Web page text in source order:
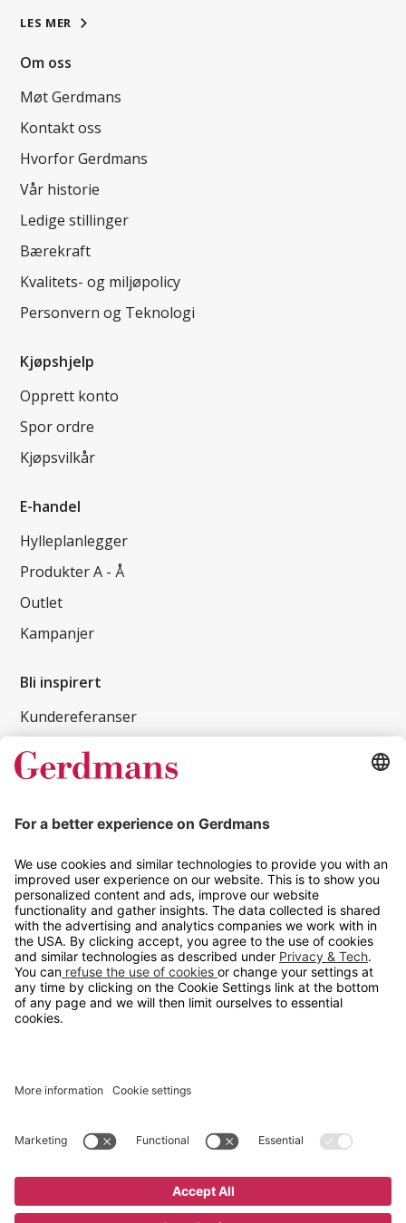
10 095 kr
LES MER
Om oss
Møt Gerdmans
Kontakt oss
Hvorfor Gerdmans
Vår historie
Ledige stillinger
Bærekraft
Kvalitets- og miljøpolicy
Personvern og Teknologi
Kjøpshjelp
Opprett konto
Spor ordre
Kjøpsvilkår
E-handel
Hylleplanlegger
Produkter A - Å
Outlet
Kampanjer
Bli inspirert
Kundereferanser
Magasin
Tips og guider
Kontakt
info@gerdmans.no
67 80 56 20
Åpningstid
Hverdager 08:00-16:00